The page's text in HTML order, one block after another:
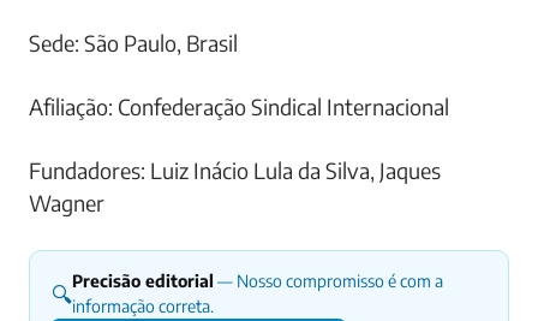
Sede: São Paulo, Brasil
Afiliação: Confederação Sindical Internacional
Fundadores: Luiz Inácio Lula da Silva, Jaques
Wagner
🔍Precisão editorial — Nosso compromisso é com a
informação correta.